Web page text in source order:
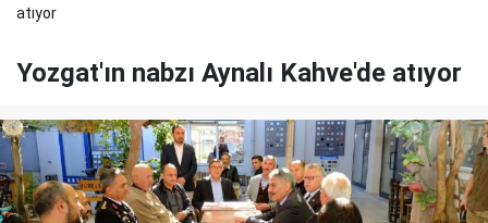
atıyor
Yozgat'ın nabzı Aynalı Kahve'de atıyor